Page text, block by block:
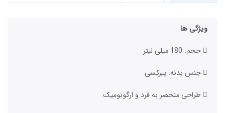
ویژگی ها
 حجم: 180 میلی لیتر
 جنس بدنه: پیرکسی
 طراحی منحصر به فرد و ارگونومیک